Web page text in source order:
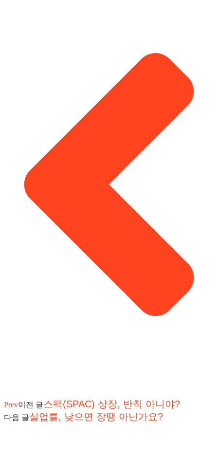
Prev이전 글스팩(SPAC) 상장, 반칙 아니야?
다음 글실업률, 낮으면 장땡 아닌가요?